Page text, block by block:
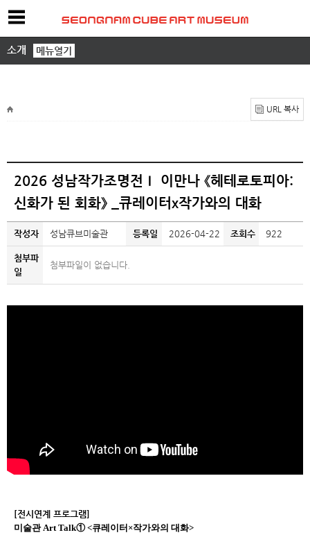
소개 메뉴열기
URL 복사
2026 성남작가조명전Ⅰ 이만나 《헤테로토피아:
신화가 된 회화》 _큐레이터x작가와의 대화
작성자 성남큐브미술관 등록일 2026-04-22 조회수 922
첨부파
일
첨부파일이 없습니다.
[전시연계 프로그램]
미술관 Art Talk①<큐레이터 ×작가와의 대화>